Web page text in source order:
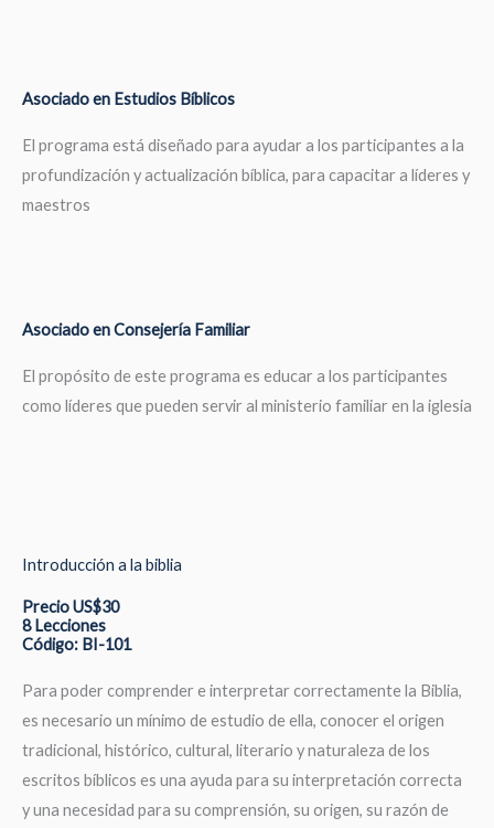
Asociado en Estudios Bíblicos
El programa está diseñado para ayudar a los participantes a la
profundización y actualización bíblica, para capacitar a líderes y
maestros
Asociado en Consejería Familiar
El propósito de este programa es educar a los participantes
como líderes que pueden servir al ministerio familiar en la iglesia
Introducción a la biblia
Precio US$30
8 Lecciones
Código: BI-101
Para poder comprender e interpretar correctamente la Biblia,
es necesario un mínimo de estudio de ella, conocer el origen
tradicional, histórico, cultural, literario y naturaleza de los
escritos bíblicos es una ayuda para su interpretación correcta
y una necesidad para su comprensión, su origen, su razón de